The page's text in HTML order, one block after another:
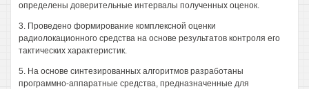
определены доверительные интервалы полученных оценок.
3. Проведено формирование комплексной оценки
радиолокационного средства на основе результатов контроля его
тактических характеристик.
5. На основе синтезированных алгоритмов разработаны
программно-аппаратные средства, предназначенные для